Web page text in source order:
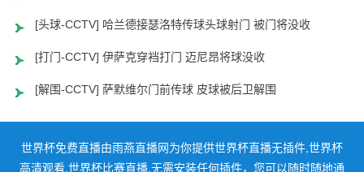
[头球-CCTV] 哈兰德接瑟洛特传球头球射门 被门将没收
[打门-CCTV] 伊萨克穿裆打门 迈尼昂将球没收
[解围-CCTV] 萨默维尔门前传球 皮球被后卫解围
世界杯免费直播由雨燕直播网为你提供世界杯直播无插件,世界杯
高清观看,世界杯比赛直播,无需安装任何插件，您可以随时随地通